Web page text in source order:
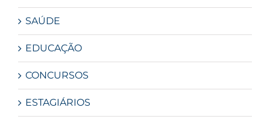
SAÚDE
EDUCAÇÃO
CONCURSOS
ESTAGIÁRIOS